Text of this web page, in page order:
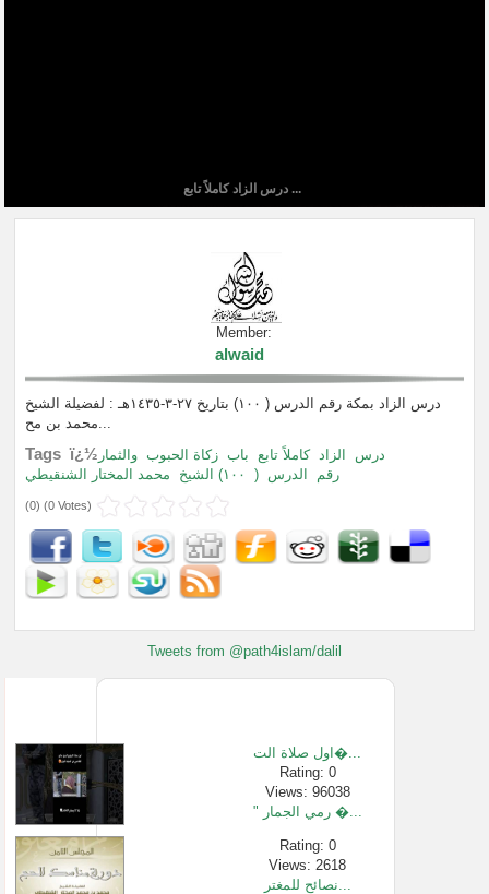
درس الزاد كاملاً تابع ...
Member:
alwaid
درس الزاد بمكة رقم الدرس ( ١٠٠) بتاريخ ٢٧-٣-١٤٣٥هـ : لفضيلة الشيخ
محمد بن مح...
Tags ï¿½ درس الزاد كاملاً تابع باب زكاة الحبوب والثمار
رقم
الدرس ( ١٠٠) الشيخ محمد المختار الشنقيطي
(0) (0 Votes)
Tweets from @path4islam/dalil
اول صلاة الت�...
Rating: 0
Views: 96038
" رمي الجمار �...
Rating: 0
Views: 2618
نصائح للمغتر...